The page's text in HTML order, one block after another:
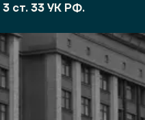
3 ст. 33 УК РФ.